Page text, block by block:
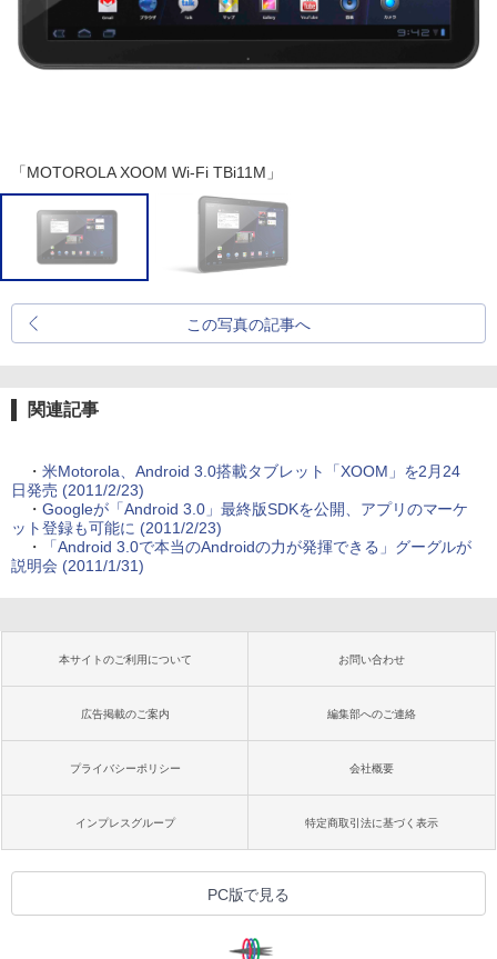
「MOTOROLA XOOM Wi-Fi TBi11M」
この写真の記事へ
関連記事
・ 米Motorola、Android 3.0搭載タブレット「XOOM」を2月24
日発売 (2011/2/23)
・ Googleが「Android 3.0」最終版SDKを公開、アプリのマーケ
ット登録も可能に (2011/2/23)
・
「Android 3.0で本当のAndroidの力が発揮できる」グーグルが
説明会 (2011/1/31)
本サイトのご利用について お問い合わせ
広告掲載のご案内 編集部へのご連絡
プライバシーポリシー 会社概要
インプレスグループ 特定商取引法に基づく表示
PC版で見る